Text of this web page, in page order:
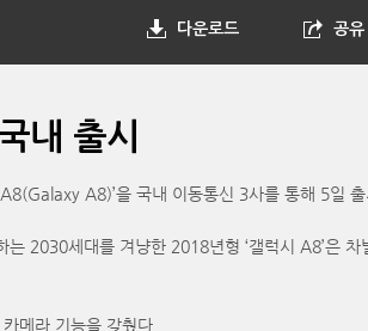
다운로드 공유
내 출시
A8)’을 국내 이동통신 3사를 통해 5일 출
2030세대를 겨냥한 2018년형 ‘갤럭시 A8’은
메라 기능을 갖췄다.